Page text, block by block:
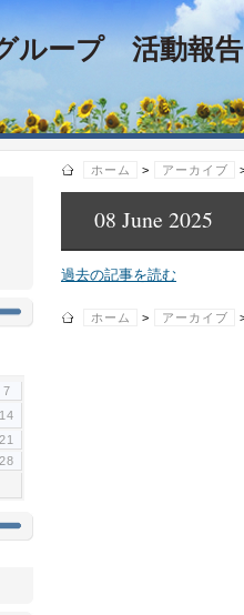
ループ 活動報告
ホーム > アーカイブ
08 June 2025
過去の記事を読む
ホーム > アーカイブ
7
14
21
28